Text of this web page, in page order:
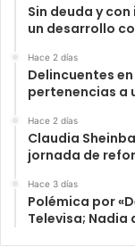
Sin deuda y
un desarrollo
Hace 2 días
Delincuentes
pertenencias a
Hace 2 días
Claudia
jornada de
Hace 3 días
Polémica por
Televisa; Nadia